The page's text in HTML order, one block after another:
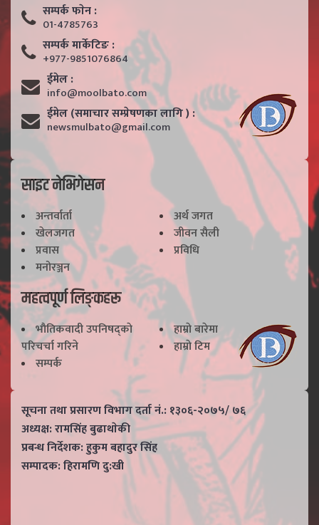
सम्पर्क फाेन :
01-4785763
सम्पर्क मार्केटिङ :
+977-9851076864
ईमेल :
info@moolbato.com
ईमेल (समाचार सम्प्रेषणका लागि ) :
newsmulbato@gmail.com
साइट नेभिगेसन
अन्तर्वार्ता
अर्थ जगत
खेलजगत
जीवन सैली
प्रवास
प्रविधि
मनोरञ्जन
महत्वपूर्ण लिङ्कहरू
भाैतिकवादी उपनिषद्काे
परिचर्चा गरिने
हाम्राे बारेमा
हाम्राे टिम
सम्पर्क
सूचना तथा प्रसारण विभाग दर्ता नं.: १३०६-२०७५/ ७६
अध्यक्ष: रामसिंह बुढाथाेकी
प्रबन्ध निर्देशक: हुकुम बहादुर सिंह
सम्पादक: हिरामणि दु:खी